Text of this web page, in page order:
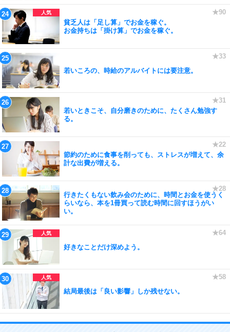
貧乏人は「足し算」でお金を稼ぐ。
お金持ちは「掛け算」でお金を稼ぐ。
若いころの、時給のアルバイトには要注意。
若いときこそ、自分磨きのために、たくさん勉強す
る。
節約のために食事を削っても、ストレスが増えて、余
計な出費が増える。
行きたくもない飲み会のために、時間とお金を使うく
らいなら、本を1冊買って読む時間に回すほうがい
い。
好きなことだけ深めよう。
結局最後は「良い影響」しか残せない。